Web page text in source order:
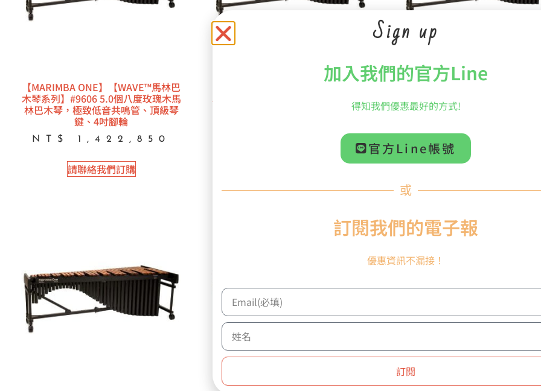
【MARIMBA ONE】【WAVE™馬林巴
木琴系列】#9606 5.0個八度玫瑰木馬
林巴木琴，極致低音共鳴管、頂級琴
鍵、4吋腳輪
NT$ 1,422,850
請聯絡我們訂購
木琴系列】#9605 5.0個八度玫瑰木馬
林巴木琴，極致低音共鳴管、增強琴
1,021,150
木琴系列】#9604 5.0個八度玫
林巴木琴，極致低音共鳴管、
Sign up
加入我們的官方Line
得知我們優惠最好的方式!
官方Line帳號
或
訂閱我們的電子報
優惠資訊不漏接！
訂閱